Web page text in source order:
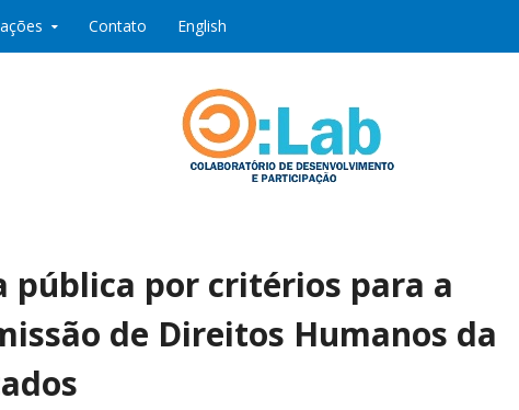
Contato English
pública por critérios para a
de Direitos Humanos da